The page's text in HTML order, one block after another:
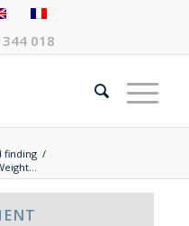
018
finding /